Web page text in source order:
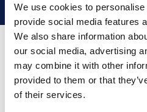
We use cookies to
provide social media features
We also share information
our social media, advertising
may combine it with other
provided to them or that
of their services.
¿Por qué elegir
Los proveedores de